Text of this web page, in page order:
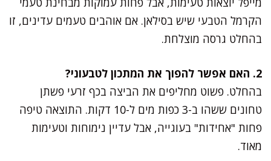
הקרמל הטבעי שיש בסילאן. אם אוהבים טעמים עדינים, זו
בהחלט גרסה מוצלחת.
2. האם אפשר להפוך את המתכון לטבעוני?
בהחלט. פשוט מחליפים את הביצה בכף זרעי פשתן
טחונים ששהו ב-3 כפות מים ל-10 דקות. התוצאה טיפה
פחות "אחידות" בעוגייה, אבל עדיין נימוחות וטעימות
מאוד.